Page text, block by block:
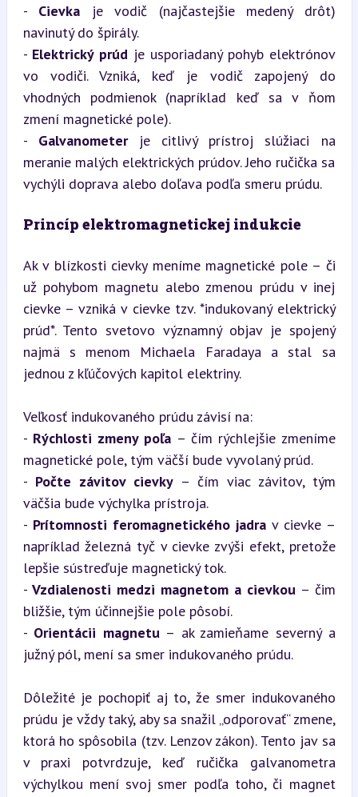
- Cievka je vodič (najčastejšie medený drôt)
navinutý do špirály.
- Elektrický prúd je usporiadaný pohyb elektrónov
vo vodiči. Vzniká, keď je vodič zapojený do
vhodných podmienok (napríklad keď sa v ňom
zmení magnetické pole).
- Galvanometer je citlivý prístroj slúžiaci na
meranie malých elektrických prúdov. Jeho ručička sa
vychýli doprava alebo doľava podľa smeru prúdu.
Princíp elektromagnetickej indukcie
Ak v blízkosti cievky meníme magnetické pole – či
už pohybom magnetu alebo zmenou prúdu v inej
cievke – vzniká v cievke tzv. *indukovaný elektrický
prúd*. Tento svetovo významný objav je spojený
najmä s menom Michaela Faradaya a stal sa
jednou z kľúčových kapitol elektriny.
Veľkosť indukovaného prúdu závisí na:
- Rýchlosti zmeny poľa – čím rýchlejšie zmeníme
magnetické pole, tým väčší bude vyvolaný prúd.
- Počte závitov cievky – čím viac závitov, tým
väčšia bude výchylka prístroja.
- Prítomnosti feromagnetického jadra v cievke –
napríklad železná tyč v cievke zvýši efekt, pretože
lepšie sústreďuje magnetický tok.
- Vzdialenosti medzi magnetom a cievkou – čim
bližšie, tým účinnejšie pole pôsobí.
- Orientácii magnetu – ak zamieňame severný a
južný pól, mení sa smer indukovaného prúdu.
Dôležité je pochopiť aj to, že smer indukovaného
prúdu je vždy taký, aby sa snažil „odporovať“ zmene,
ktorá ho spôsobila (tzv. Lenzov zákon). Tento jav sa
v praxi potvrdzuje, keď ručička galvanometra
výchylkou mení svoj smer podľa toho, či magnet